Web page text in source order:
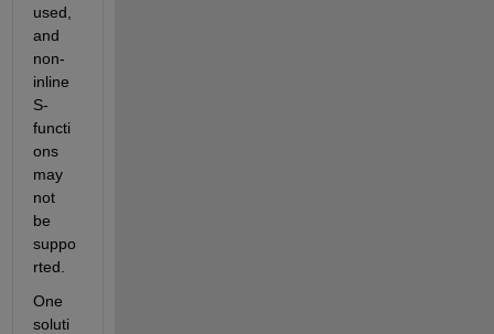
used,
and
non-
inline
S-
functi
ons
may
not
be
suppo
rted.
One
soluti